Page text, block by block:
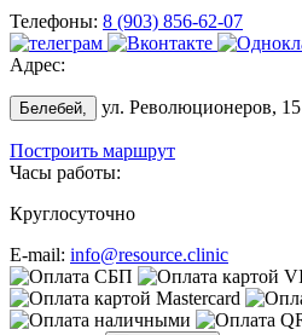
Телефоны: 8 (903) 856-62-07
Адрес:
Белебей, ул. Революционеров, 15
Построить маршрут
Часы работы:
Круглосуточно
E-mail: info@resource.clinic